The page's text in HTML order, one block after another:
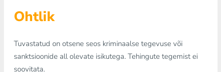
Ohtlik
Tuvastatud on otsene seos kriminaalse tegevuse või
sanktsioonide all olevate isikutega. Tehingute tegemist ei
soovitata.